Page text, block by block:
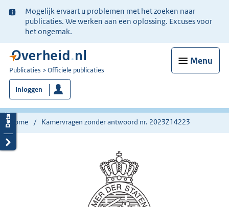
Ter
informatie:
Mogelijk ervaart u problemen met het zoeken naar
publicaties. We werken aan een oplossing. Excuses voor
het ongemak.
Menu
U
bent
nu
hier:
Publicaties Officiële publicaties
Inloggen
Home Kamervragen zonder antwoord nr. 2023Z14223